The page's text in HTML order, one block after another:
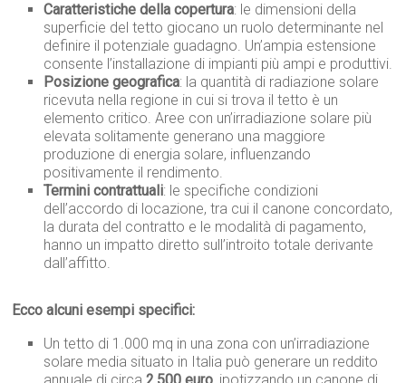
Caratteristiche della copertura: le dimensioni della
superficie del tetto giocano un ruolo determinante nel
definire il potenziale guadagno. Un’ampia estensione
consente l’installazione di impianti più ampi e produttivi.
Posizione geografica: la quantità di radiazione solare
ricevuta nella regione in cui si trova il tetto è un
elemento critico. Aree con un’irradiazione solare più
elevata solitamente generano una maggiore
produzione di energia solare, influenzando
positivamente il rendimento.
Termini contrattuali: le specifiche condizioni
dell’accordo di locazione, tra cui il canone concordato,
la durata del contratto e le modalità di pagamento,
hanno un impatto diretto sull’introito totale derivante
dall’affitto.
Ecco alcuni esempi specifici:
Un tetto di 1.000 mq in una zona con un’irradiazione
solare media situato in Italia può generare un reddito